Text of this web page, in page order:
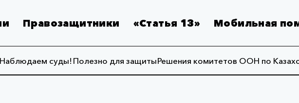
Правозащитники «Статья 13» Мобильная
Наблюдаем суды! Полезно для защитыРешения комитетов ООН по